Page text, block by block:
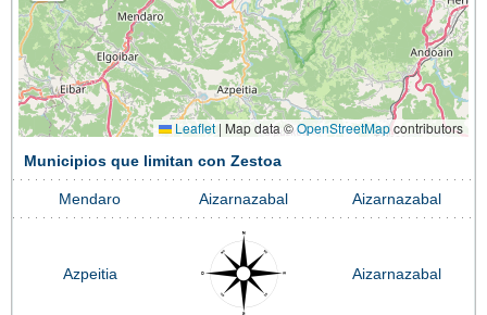
Leaflet | Map data ©OpenStreetMapcontributors
Municipios que limitan con Zestoa
Mendaro Aizarnazabal Aizarnazabal
Azpeitia Aizarnazabal